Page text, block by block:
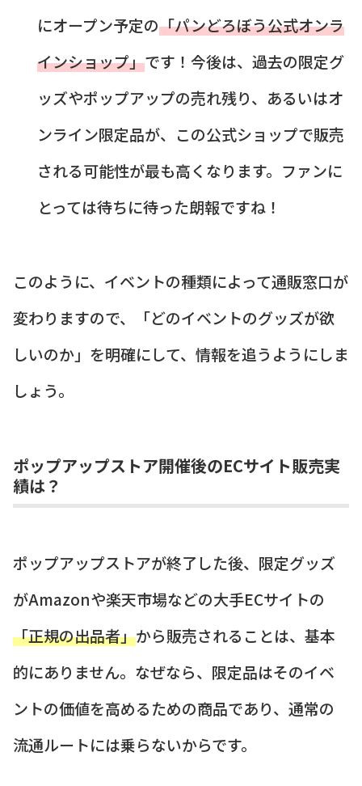
にオープン予定の「パンどろぼう公式オンラ
インショップ」です！今後は、過去の限定グ
ッズやポップアップの売れ残り、あるいはオ
ンライン限定品が、この公式ショップで販売
される可能性が最も高くなります。ファンに
とっては待ちに待った朗報ですね！
このように、イベントの種類によって通販窓口が
変わりますので、「どのイベントのグッズが欲
しいのか」を明確にして、情報を追うようにしま
しょう。
ポップアップストア開催後のECサイト販売実
績は？
ポップアップストアが終了した後、限定グッズ
がAmazonや楽天市場などの大手ECサイトの
「正規の出品者」から販売されることは、基本
的にありません。なぜなら、限定品はそのイベ
ントの価値を高めるための商品であり、通常の
流通ルートには乗らないからです。